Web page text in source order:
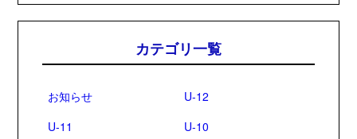
カテゴリ一覧
お知らせ
U-12
U-11
U-10